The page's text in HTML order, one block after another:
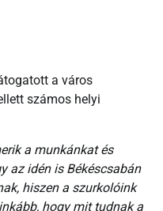
a város
számos helyi
a munkánkat és
az idén is Békéscsabán
hiszen a szurkolóink
hogy mit tudnak a